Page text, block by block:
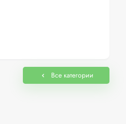
Все категории